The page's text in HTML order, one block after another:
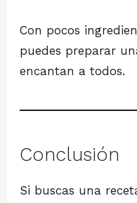
Con pocos
puedes preparar
encantan a todos.
Conclusión
Si buscas una